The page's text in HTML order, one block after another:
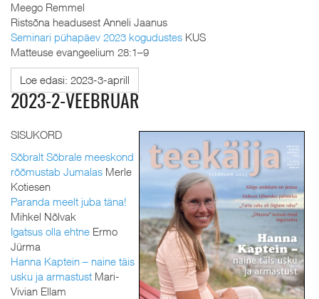
Meego Remmel
Ristsõna headusest Anneli Jaanus
Seminari pühapäev 2023 kogudustes KUS
Matteuse evangeelium 28:1–9
Loe edasi: 2023-3-aprill
2023-2-VEEBRUAR
SISUKORD
Sõbralt Sõbrale meeskond
rõõmustab Jumalas Merle
Kotiesen
Paranda meelt juba täna!
Mihkel Nõlvak
Igatsus olla ehtne Ermo
Jürma
Hanna Kaptein – naine täis
usku ja armastust Mari-
Vivian Ellam